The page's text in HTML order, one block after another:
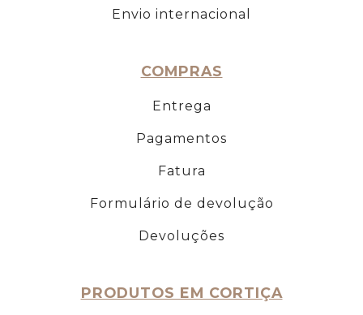
Envio internacional
COMPRAS
Entrega
Pagamentos
Fatura
Formulário de devolução
Devoluções
PRODUTOS EM CORTIÇA